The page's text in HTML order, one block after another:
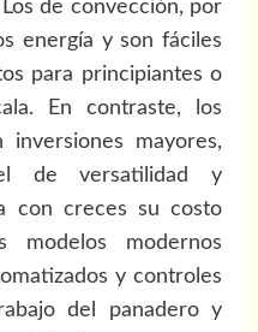
de convección, por
energía y son fáciles
para principiantes o
En contraste, los
mayores,
de versatilidad y
con creces su costo
modelos modernos
y controles
del panadero y